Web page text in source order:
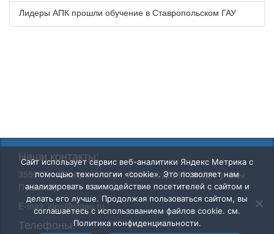
Лидеры АПК прошли обучение в Ставропольском ГАУ
Наши контакты:
355017, г. Ставрополь, ул. Ленина, д. 310 (вход с улицы
Пушкина)
E-mail: idpo@stgau.ru
Телефоны:
Сайт использует сервис веб-аналитики Яндекс Метрика с
помощью технологии «cookie». Это позволяет нам
анализировать взаимодействие посетителей с сайтом и
делать его лучше. Продолжая пользоваться сайтом, вы
соглашаетесь с использованием файлов cookie. см.
Политика конфиденциальности.